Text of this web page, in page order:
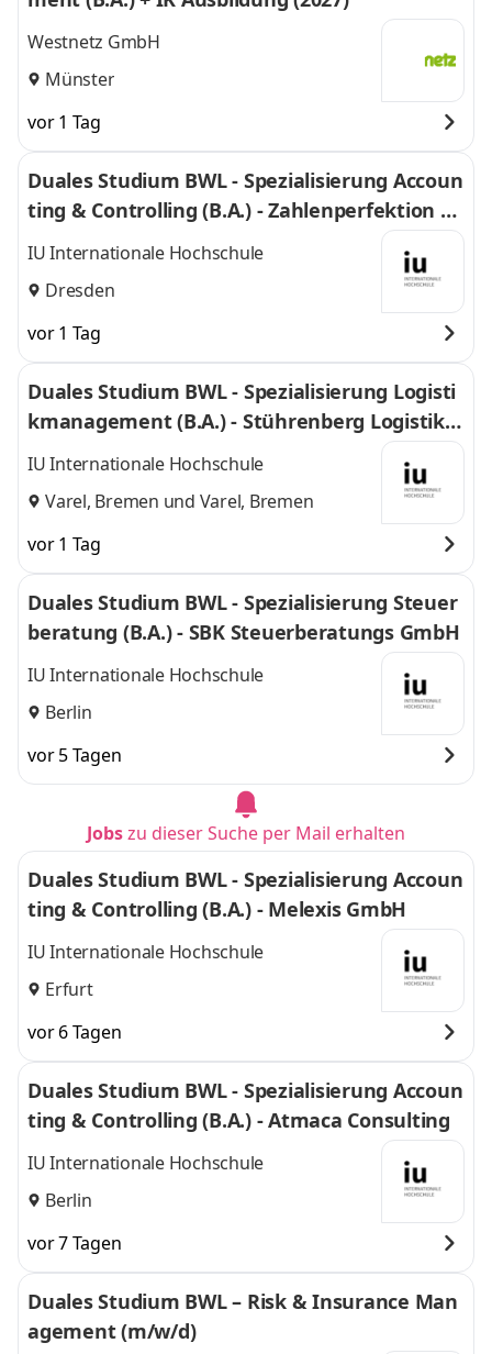
Westnetz GmbH
Münster
vor 1 Tag
Duales Studium BWL - Spezialisierung Accoun
ting & Controlling (B.A.) - Zahlenperfektion G
mbH
IU Internationale Hochschule
Dresden
vor 1 Tag
Duales Studium BWL - Spezialisierung Logisti
kmanagement (B.A.) - Stührenberg Logistik G
mbH
IU Internationale Hochschule
Varel, Bremen und Varel, Bremen
vor 1 Tag
Duales Studium BWL - Spezialisierung Steuer
beratung (B.A.) - SBK Steuerberatungs GmbH
IU Internationale Hochschule
Berlin
vor 5 Tagen
Jobszu dieser Suche per Mail erhalten
Duales Studium BWL - Spezialisierung Accoun
ting & Controlling (B.A.) - Melexis GmbH
IU Internationale Hochschule
Erfurt
vor 6 Tagen
Duales Studium BWL - Spezialisierung Accoun
ting & Controlling (B.A.) - Atmaca Consulting
IU Internationale Hochschule
Berlin
vor 7 Tagen
Duales Studium BWL – Risk & Insurance Man
agement (m/w/d)